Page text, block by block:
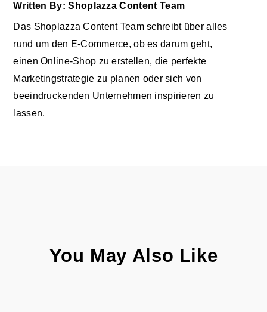
Written By: Shoplazza Content Team
Das Shoplazza Content Team schreibt über alles
rund um den E-Commerce, ob es darum geht,
einen Online-Shop zu erstellen, die perfekte
Marketingstrategie zu planen oder sich von
beeindruckenden Unternehmen inspirieren zu
lassen.
You May Also Like